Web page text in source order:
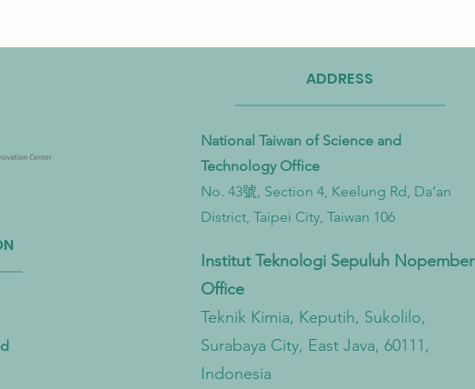
Bermitra
Sirkulasi
Taiwan Perkuat Kemitraan Lintas
Kementerian untuk Mengatasi
Pencemaran Mikroplastik dari
Darat hingga Laut
ADDRESS
National Taiwan of Science and
Technology Office
No. 43號, Section 4, Keelung Rd, Da’an
District, Taipei City, Taiwan 106
Institut Teknologi Sepuluh Nopember
Office
Teknik Kimia, Keputih, Sukolilo,
Surabaya City, East Java, 60111,
Indonesia